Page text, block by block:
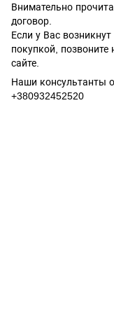
Внимательно
договор.
Если у Вас
покупкой,
сайте.
Наши консультанты
+380932452520